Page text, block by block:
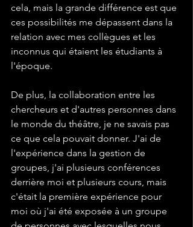
cela, mais la grande différence est que
ces possibilités me dépassent dans la
relation avec mes collègues et les
inconnus qui étaient les étudiants à
l'époque.
De plus, la collaboration entre les
chercheurs et d'autres personnes dans
le monde du théâtre, je ne savais pas
ce que cela pouvait donner. J'ai de
l'expérience dans la gestion de
groupes, j'ai plusieurs conférences
derrière moi et plusieurs cours, mais
c'était la première expérience pour
moi où j'ai été exposée à un groupe